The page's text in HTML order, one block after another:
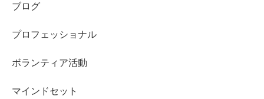
ブログ
プロフェッショナル
ボランティア活動
マインドセット